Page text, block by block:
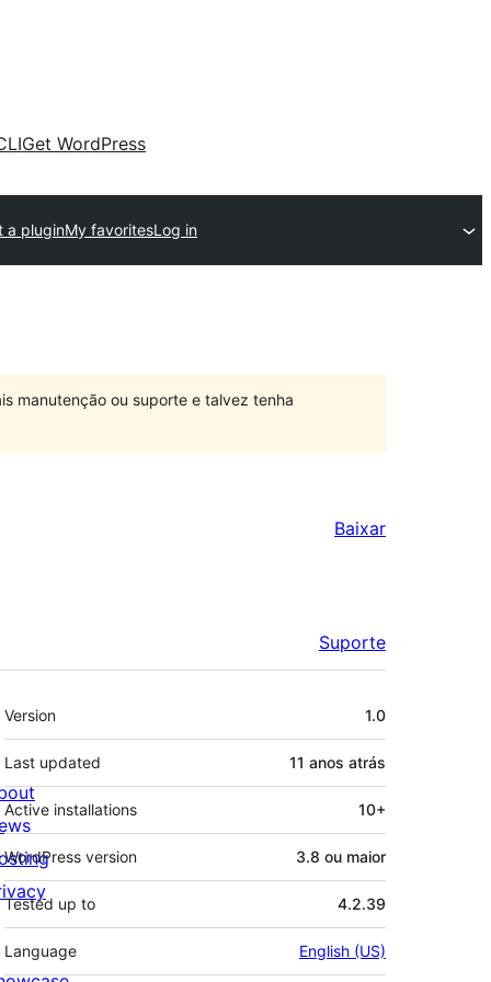
Get WordPress
a pluginMy favoritesLog in
manutenção ou suporte e talvez tenha
Baixar
Suporte
Meta
Version 1.0
Last updated 11 anos atrás
Active installations 10+
WordPress version 3.8 ou maior
Tested up to 4.2.39
Language English (US)